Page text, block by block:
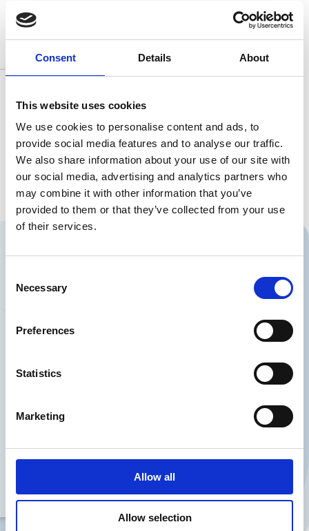
Consent Details About
This website uses cookies
We use cookies to personalise content and ads, to
provide social media features and to analyse our traffic.
We also share information about your use of our site with
our social media, advertising and analytics partners who
may combine it with other information that you’ve
provided to them or that they’ve collected from your use
of their services.
Selection
Necessary
Preferences
Statistics
Marketing
Allow all
Allow selection
Resten af verden via seriøse
samarbejdspartnere
Vi har løst mange opgaver, bla. De baltiske lande,
europæiske lande . Kontakt Bo Brink for konkrete
erfaringer & priser.
Ring til os på tlf. 3586 8000 og lad vores mødebooker
komme i gang med at booke kundemøder for dig!
Skal vi kontakte dig?
Navn
Telefon